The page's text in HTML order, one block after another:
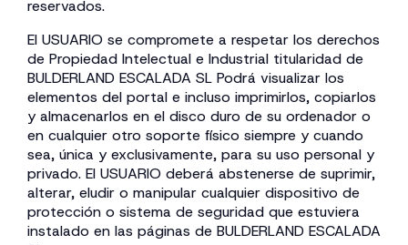
reservados.
El USUARIO se compromete a respetar los derechos
de Propiedad Intelectual e Industrial titularidad de
BULDERLAND ESCALADA SL Podrá visualizar los
elementos del portal e incluso imprimirlos, copiarlos
y almacenarlos en el disco duro de su ordenador o
en cualquier otro soporte físico siempre y cuando
sea, única y exclusivamente, para su uso personal y
privado. El USUARIO deberá abstenerse de suprimir,
alterar, eludir o manipular cualquier dispositivo de
protección o sistema de seguridad que estuviera
instalado en las páginas de BULDERLAND ESCALADA